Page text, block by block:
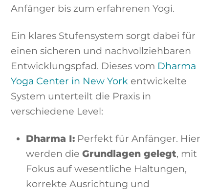
Anfänger bis zum erfahrenen Yogi.
Ein klares Stufensystem sorgt dabei für
einen sicheren und nachvollziehbaren
Entwicklungspfad. Dieses vom Dharma
Yoga Center in New York entwickelte
System unterteilt die Praxis in
verschiedene Level:
Dharma I: Perfekt für Anfänger. Hier
werden dieGrundlagen gelegt, mit
Fokus auf wesentliche Haltungen,
korrekte Ausrichtung und